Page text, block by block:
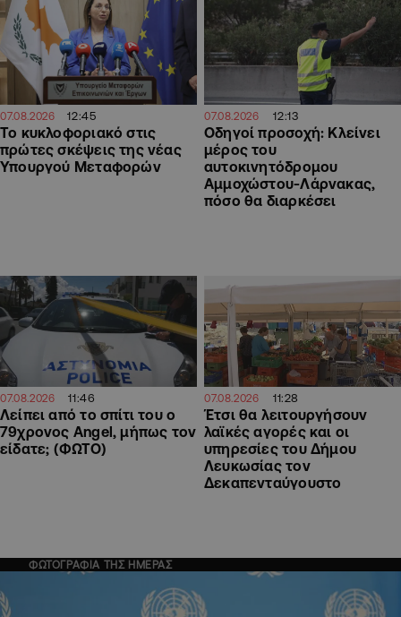
07.08.2026 12:45
Το κυκλοφοριακό στις
πρώτες σκέψεις της νέας
Υπουργού Μεταφορών
07.08.2026 12:13
Οδηγοί προσοχή: Κλείνει
μέρος του
αυτοκινητόδρομου
Αμμοχώστου-Λάρνακας,
πόσο θα διαρκέσει
07.08.2026 11:46
Λείπει από το σπίτι του ο
79χρονος Angel, μήπως τον
είδατε; (ΦΩΤΟ)
07.08.2026 11:28
Έτσι θα λειτουργήσουν
λαϊκές αγορές και οι
υπηρεσίες του Δήμου
Λευκωσίας τον
Δεκαπενταύγουστο
ΦΩΤΟΓΡΑΦΙΑ ΤΗΣ ΗΜΕΡΑΣ